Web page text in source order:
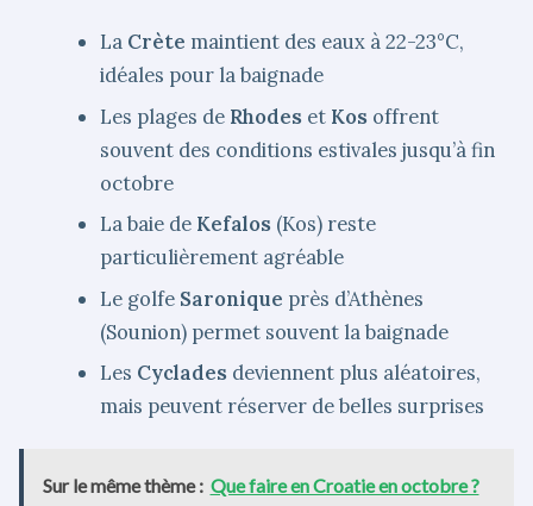
La Crète maintient des eaux à 22-23°C,
idéales pour la baignade
Les plages de Rhodes et Kos offrent
souvent des conditions estivales jusqu’à fin
octobre
La baie de Kefalos (Kos) reste
particulièrement agréable
Le golfe Saronique près d’Athènes
(Sounion) permet souvent la baignade
Les Cyclades deviennent plus aléatoires,
mais peuvent réserver de belles surprises
Sur le même thème : Que faire en Croatie en octobre ?